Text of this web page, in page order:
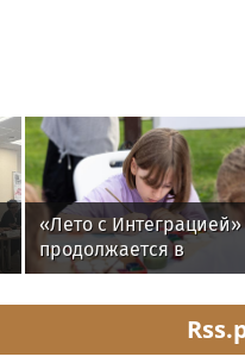
«Лето с Интеграцией»
продолжается в
августе —
заключительный
месяц программы